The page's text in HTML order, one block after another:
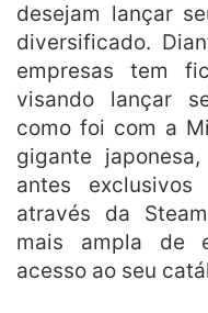
desejam lançar
diversificado.
empresas tem
visando lançar
como foi com a
gigante
antes
através da
mais ampla de
acesso ao seu